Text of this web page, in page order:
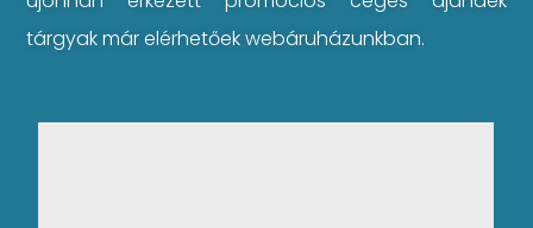
tárgyak már elérhetőek webáruházunkban.